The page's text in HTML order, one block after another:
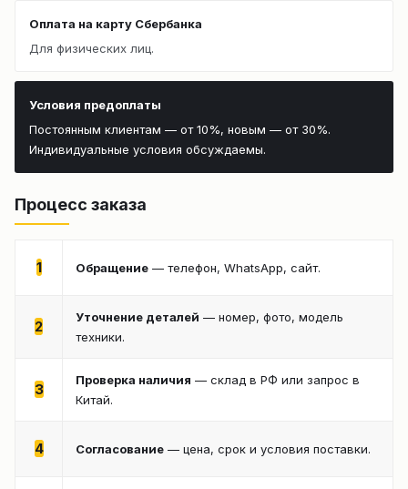
Оплата на карту Сбербанка
Для физических лиц.
Условия предоплаты
Постоянным клиентам — от 10%, новым — от 30%.
Индивидуальные условия обсуждаемы.
Процесс заказа
1 Обращение — телефон, WhatsApp, сайт.
2
Уточнение деталей — номер, фото, модель
техники.
3
Проверка наличия — склад в РФ или запрос в
Китай.
4 Согласование — цена, срок и условия поставки.